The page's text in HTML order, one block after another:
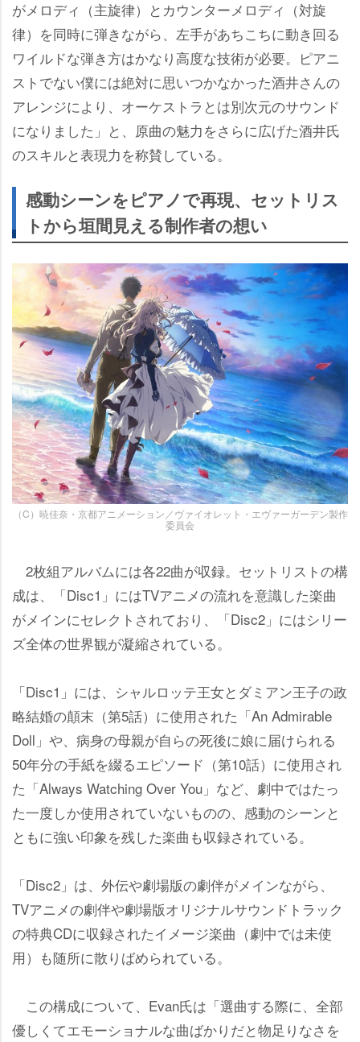
がメロディ（主旋律）とカウンターメロディ（対旋
律）を同時に弾きながら、左手があちこちに動き回る
ワイルドな弾き方はかなり高度な技術が必要。ピアニ
ストでない僕には絶対に思いつかなかった酒井さんの
アレンジにより、オーケストラとは別次元のサウンド
になりました」と、原曲の魅力をさらに広げた酒井氏
のスキルと表現力を称賛している。
感動シーンをピアノで再現、セットリス
トから垣間見える制作者の想い
（C）暁佳奈・京都アニメーション／ヴァイオレット・エヴァーガーデン製作
委員会
2枚組アルバムには各22曲が収録。セットリストの構
成は、「Disc1」にはTVアニメの流れを意識した楽曲
がメインにセレクトされており、「Disc2」にはシリー
ズ全体の世界観が凝縮されている。
「Disc1」には、シャルロッテ王女とダミアン王子の政
略結婚の顛末（第5話）に使用された「An Admirable
Doll」や、病身の母親が自らの死後に娘に届けられる
50年分の手紙を綴るエピソード（第10話）に使用され
た「Always Watching Over You」など、劇中ではたっ
た一度しか使用されていないものの、感動のシーンと
ともに強い印象を残した楽曲も収録されている。
「Disc2」は、外伝や劇場版の劇伴がメインながら、
TVアニメの劇伴や劇場版オリジナルサウンドトラック
の特典CDに収録されたイメージ楽曲（劇中では未使
用）も随所に散りばめられている。
この構成について、Evan氏は「選曲する際に、全部
優しくてエモーショナルな曲ばかりだと物足りなさを